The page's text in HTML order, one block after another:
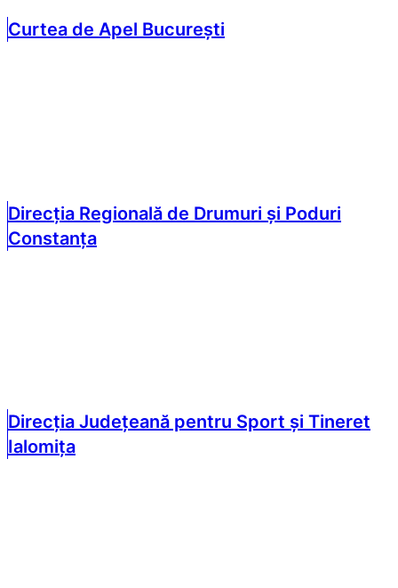
Curtea de Apel București
Direcția Regională de Drumuri și Poduri
Constanța
Direcția Județeană pentru Sport și Tineret
Ialomița